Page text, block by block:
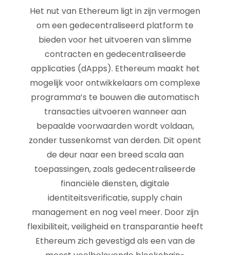
Het nut van Ethereum ligt in zijn vermogen
om een gedecentraliseerd platform te
bieden voor het uitvoeren van slimme
contracten en gedecentraliseerde
applicaties (dApps). Ethereum maakt het
mogelijk voor ontwikkelaars om complexe
programma’s te bouwen die automatisch
transacties uitvoeren wanneer aan
bepaalde voorwaarden wordt voldaan,
zonder tussenkomst van derden. Dit opent
de deur naar een breed scala aan
toepassingen, zoals gedecentraliseerde
financiële diensten, digitale
identiteitsverificatie, supply chain
management en nog veel meer. Door zijn
flexibiliteit, veiligheid en transparantie heeft
Ethereum zich gevestigd als een van de